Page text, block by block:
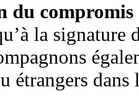
du compromis
la signature
étrangers